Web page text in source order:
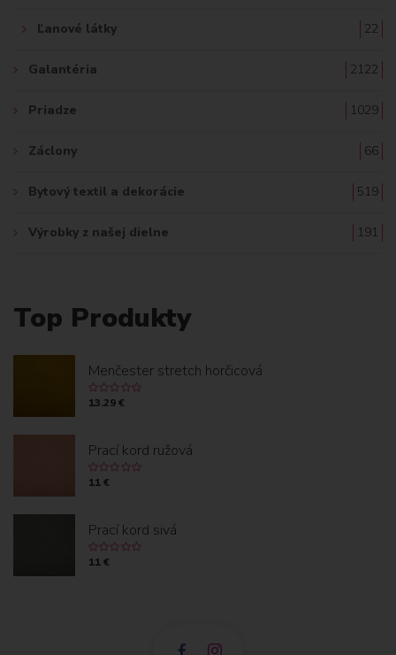
Ľanové látky 22
Galantéria 2122
Priadze 1029
Záclony 66
Bytový textil a dekorácie 519
Výrobky z našej dielne 191
Top Produkty
Menčester stretch horčicová
13.29 €
Prací kord ružová
11 €
Prací kord sivá
11 €